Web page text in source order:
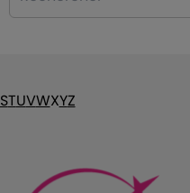
STUVWXYZ